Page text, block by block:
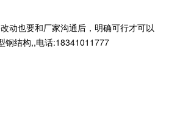
动也要和厂家沟通后，明确可行才可以
钢结构,,电话:18341011777